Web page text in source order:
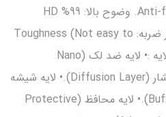
برابر اثر انگشت: Anti-fingerprint.5. وضوح بالا: 99% HD
Appearance.6. مقاوم در برابر ضربه: Toughness (Not easy to
break).لایه‌های محافظتی ۶ لایه :• لایه ضد لک (Nano
Antifouling Layer).• لایه انتشار (Diffusion Layer).• لایه شیشه
(Glass).• لایه بافر (Buffer Layer).• لایه محافظ (Protective